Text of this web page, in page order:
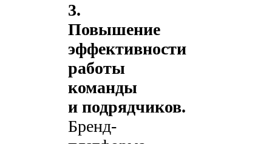
3.
Повышение
эффективности
работы
команды
и подрядчиков.
Бренд-